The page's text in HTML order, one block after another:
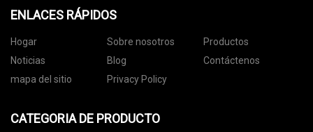
ENLACES RÁPIDOS
Hogar Sobre nosotros
Productos
Noticias
Blog
Contáctenos
mapa del sitio
Privacy Policy
CATEGORIA DE PRODUCTO